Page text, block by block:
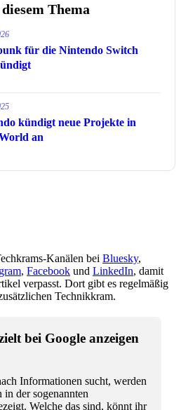
Thema
für die Nintendo Switch
kündigt neue Projekte in
an
Kanälen bei Bluesky,
, Facebook und LinkedIn, damit
verpasst. Dort gibt es regelmäßig
Technikkram.
bei Google anzeigen
Informationen sucht, werden
der sogenannten
Welche das sind, könnt ihr